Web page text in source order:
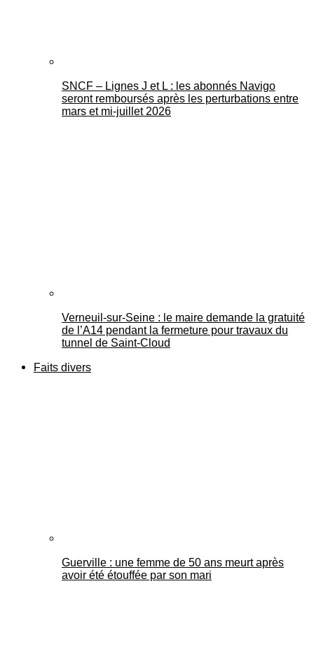
SNCF – Lignes J et L : les abonnés Navigo
seront remboursés après les perturbations entre
mars et mi-juillet 2026
Verneuil-sur-Seine : le maire demande la gratuité
de l’A14 pendant la fermeture pour travaux du
tunnel de Saint-Cloud
Faits divers
Guerville : une femme de 50 ans meurt après
avoir été étouffée par son mari